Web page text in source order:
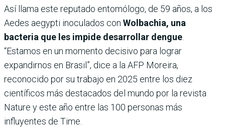
Así llama este reputado entomólogo, de 59 años, a los
Aedes aegypti inoculados con Wolbachia, una
bacteria que les impide desarrollar dengue
“Estamos en un momento decisivo para lograr
expandirnos en Brasil”, dice a la AFP Moreira,
reconocido por su trabajo en 2025 entre los diez
científicos más destacados del mundo por la revista
Nature y este año entre las 100 personas más
influyentes de Time.